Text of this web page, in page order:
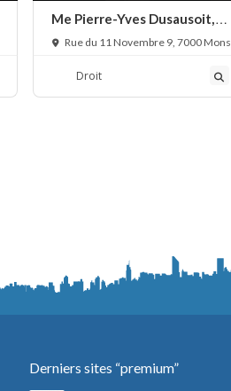
Me Pierre-Yves Dusausoit,
avocat droit des assurances
Rue du 11 Novembre 9, 7000 Mons,
Droit
Derniers sites “premium”